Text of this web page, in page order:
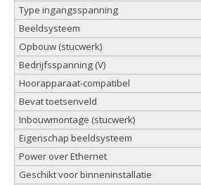
Type ingangsspanning
Beeldsysteem
Opbouw (stucwerk)
Bedrijfsspanning (V)
Hoorapparaat-compatibel
Bevat toetsenveld
Inbouwmontage (stucwerk)
Eigenschap beeldsysteem
Power over Ethernet
Geschikt voor binneninstallatie